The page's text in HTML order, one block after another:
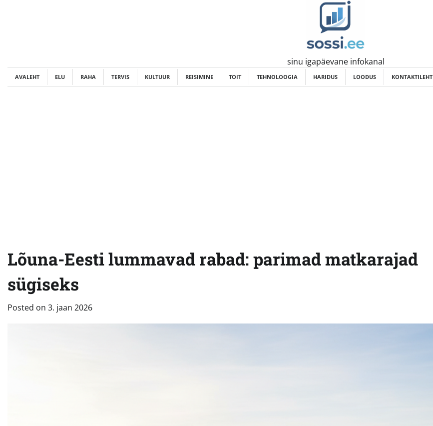
sinu igapäevane infokanal
AVALEHT ELU RAHA TERVIS KULTUUR REISIMINE TOIT TEHNOLOOGIA HARIDUS LOODUS KONTAKTILEHT
Lõuna-Eesti lummavad rabad: parimad matkarajad
sügiseks
Posted on 3. jaan 2026